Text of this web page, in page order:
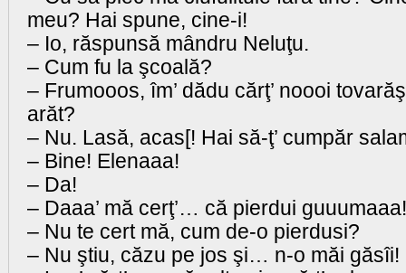
meu? Hai spune, cine-i!
– Io, răspunsă mândru Neluţu.
– Cum fu la şcoală?
– Frumooos, îm’ dădu cărţ’ noooi
arăt?
– Nu. Lasă, acas[! Hai să-ţ’ cumpăr
– Bine! Elenaaa!
– Da!
– Daaa’ mă cerţ’… că pierdui guuumaaa!
– Nu te cert mă, cum de-o pierdusi?
– Nu ştiu, căzu pe jos şi… n-o măi găsîi!